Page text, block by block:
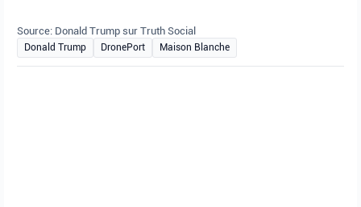
Source: Donald Trump sur Truth Social
Donald Trump DronePort Maison Blanche